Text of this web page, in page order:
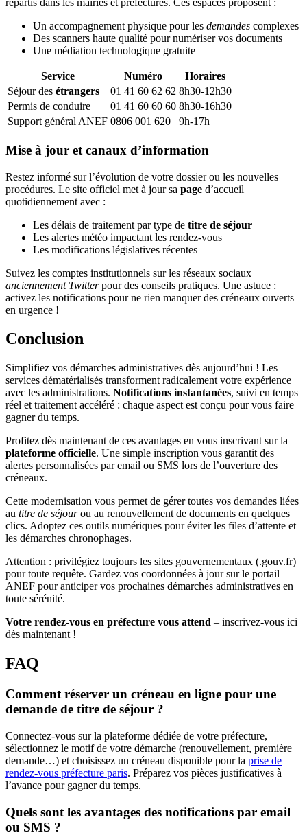
répartis dans les mairies et préfectures. Ces espaces proposent :
Un accompagnement physique pour les demandes complexes
Des scanners haute qualité pour numériser vos documents
Une médiation technologique gratuite
Service Numéro
Horaires
Séjour des étrangers 01 41 60 62 62 8h30-12h30
Permis de conduire
01 41 60 60 60 8h30-16h30
Support général ANEF 0806 001 620 9h-17h
Mise à jour et canaux d’information
Restez informé sur l’évolution de votre dossier ou les nouvelles
procédures. Le site officiel met à jour sa page d’accueil
quotidiennement avec :
Les délais de traitement par type de titre de séjour
Les alertes météo impactant les rendez-vous
Les modifications législatives récentes
Suivez les comptes institutionnels sur les réseaux sociaux
anciennement Twitterpour des conseils pratiques. Une astuce :
activez les notifications pour ne rien manquer des créneaux ouverts
en urgence !
Conclusion
Simplifiez vos démarches administratives dès aujourd’hui ! Les
services dématérialisés transforment radicalement votre expérience
avec les administrations. Notifications instantanées, suivi en temps
réel et traitement accéléré : chaque aspect est conçu pour vous faire
gagner du temps.
Profitez dès maintenant de ces avantages en vous inscrivant sur la
plateforme officielle. Une simple inscription vous garantit des
alertes personnalisées par email ou SMS lors de l’ouverture des
créneaux.
Cette modernisation vous permet de gérer toutes vos demandes liées
au titre de séjourou au renouvellement de documents en quelques
clics. Adoptez ces outils numériques pour éviter les files d’attente et
les démarches chronophages.
Attention : privilégiez toujours les sites gouvernementaux (.gouv.fr)
pour toute requête. Gardez vos coordonnées à jour sur le portail
ANEF pour anticiper vos prochaines démarches administratives en
toute sérénité.
Votre rendez-vous en préfecture vous attend – inscrivez-vous ici
dès maintenant !
FAQ
Comment réserver un créneau en ligne pour une
demande de titre de séjour ?
Connectez-vous sur la plateforme dédiée de votre préfecture,
sélectionnez le motif de votre démarche (renouvellement, première
demande…) et choisissez un créneau disponible pour la prise de
rendez-vous préfecture paris. Préparez vos pièces justificatives à
l’avance pour gagner du temps.
Quels sont les avantages des notifications par email
ou SMS ?